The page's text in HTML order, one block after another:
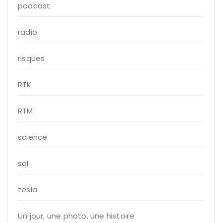
podcast
radio
risques
RTK
RTM
science
sql
tesla
Un jour, une photo, une histoire